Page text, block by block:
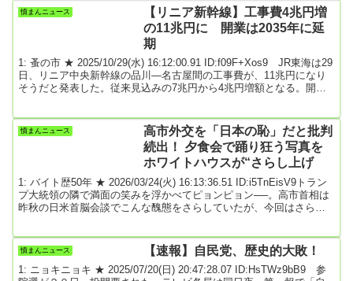
その異様な「性風俗接待」の実態に関して大きく報道。贈賄側とさ
れる一般社団法人「日本化粧品協会」側が’25年５月16日に東京大学
憤まんニュース
【リニア新幹線】工事費4兆円増
の11兆円に 開業は2035年に延
期
1: 蚤の市 ★ 2025/10/29(水) 16:12:00.91 ID:f09F+Xos9 JR東海は29
日、リニア中央新幹線の品川―名古屋間の工事費が、11兆円になり
そうだと発表した。従来見込みの7兆円から4兆円増額となる。開業
う。静岡県内の南アルプストンネルの工事着工の見通しが立たず、
昨年3月には27年としていた開業時期が遅れると明らかにしていた。
憤まんニュース
高市外交を「日本の恥」だと批判
続出！ 夕食会で踊り狂う写真を
ホワイトハウスが“さらし上げ
1: バイト歴50年 ★ 2026/03/24(火) 16:13:36.51 ID:i5TnEisV9トラン
プ大統領の隣で満面の笑みを浮かべてピョンピョン──。高市首相は
昨秋の日米首脳会談でこんな醜態をさらしていたが、今回はさらに
味の高市首相が両拳を振り上げ、口を大きく開き「狂喜乱舞」する
姿を掲載しているのだ。■大好きな曲の演奏に大ハシャギ高市首相の
後ろには赤いジャケット...
憤まんニュース 【速報】自民党、歴史的大敗！
1: ニョキニョキ ★ 2025/07/20(日) 20:47:28.07 ID:HsTWz9bB9 参